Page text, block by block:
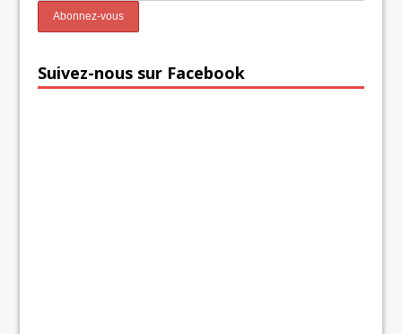
Suivez-nous sur Facebook